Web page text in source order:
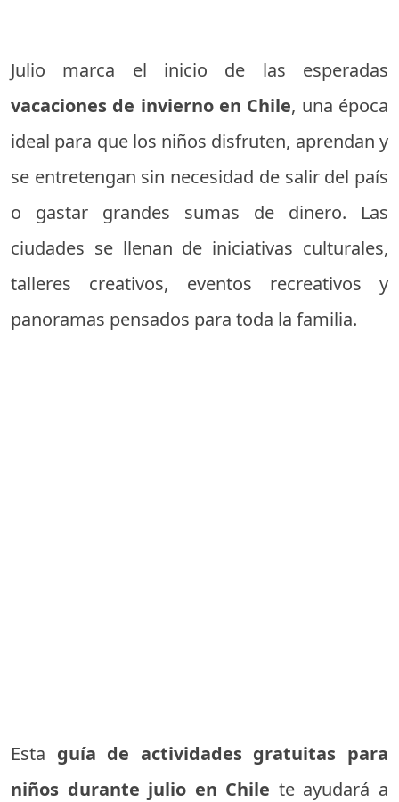
Julio marca el inicio de las esperadas
vacaciones de invierno en Chile, una época
ideal para que los niños disfruten, aprendan y
se entretengan sin necesidad de salir del país
o gastar grandes sumas de dinero. Las
ciudades se llenan de iniciativas culturales,
talleres creativos, eventos recreativos y
panoramas pensados para toda la familia.
Esta guía de actividades gratuitas para
niños durante julio en Chile te ayudará a